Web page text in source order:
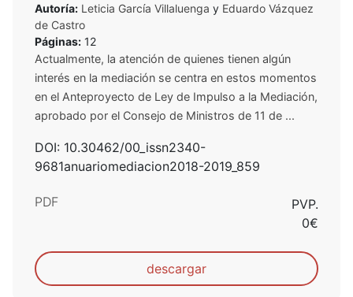
Autoría: Leticia García Villaluenga y Eduardo Vázquez
de Castro
Páginas: 12
Actualmente, la atención de quienes tienen algún
interés en la mediación se centra en estos momentos
en el Anteproyecto de Ley de Impulso a la Mediación,
aprobado por el Consejo de Ministros de 11 de ...
DOI: 10.30462/00_issn2340-
9681anuariomediacion2018-2019_859
PDF
PVP.
0€
descargar